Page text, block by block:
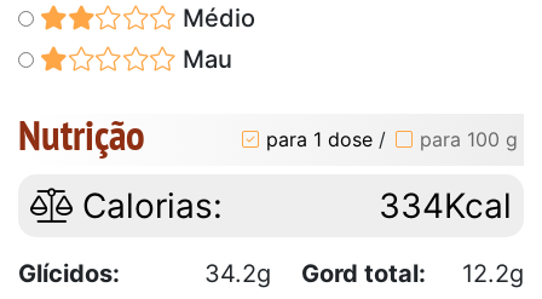
Médio
Mau
Nutrição para 1 dose / para 100 g
Calorias: 334Kcal
Glícidos: 34.2g Gord total:
12.2g